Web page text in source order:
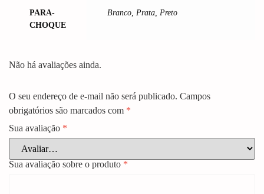
PARA-
CHOQUE
Branco, Prata, Preto
Não há avaliações ainda.
O seu endereço de e-mail não será publicado. Campos
obrigatórios são marcados com *
Sua avaliação *
Sua avaliação sobre o produto *